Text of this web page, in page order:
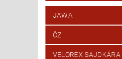
BANKOVNÍ
JAWA
ČZ
VELOREX SAJDKÁRA